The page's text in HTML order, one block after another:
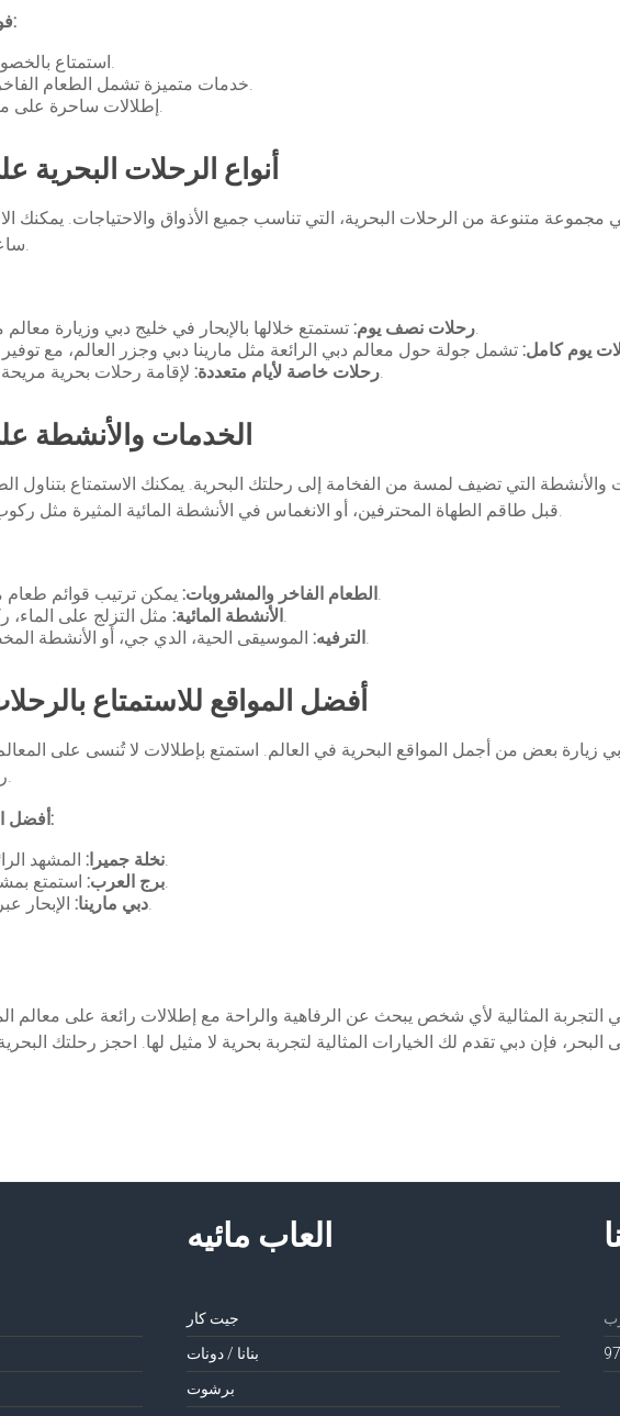
فوائد الرحلات البحرية على اليخوت:
استمتاع بالخصوصية التامة بعيداً عن الزحام.
خدمات متميزة تشمل الطعام الفاخر، الترفيه، والأنشطة المائية.
إطلالات ساحرة على معالم دبي الشهيرة من البحر.
أنواع الرحلات البحرية
متنوعة من الرحلات البحرية، التي تناسب جميع الأذواق والاحتياجات. يمكنك
ساعات أو رحلات أطول لأيام متعددة.
رحلات نصف يوم:تستمتع خلالها بالإبحار في خليج دبي وزيارة معالم مثل برج العرب ونخلة جميرا.
يوم كامل:
رحلات خاصة لأيام متعددة:لإقامة رحلات بحرية مريحة مع الإقامة على متن اليخت.
الخدمات والأنشطة
التي تضيف لمسة من الفخامة إلى رحلتك البحرية. يمكنك الاستمتاع بتناول
قبل طاقم الطهاة المحترفين، أو الانغماس في الأنشطة المائية المثيرة مثل ركوب الجت سكي أو التزلج على الماء.
الطعام الفاخر والمشروبات:يمكن ترتيب قوائم طعام متنوعة تناسب جميع الأذواق.
الأنشطة المائية:مثل التزلج على الماء، ركوب الجت سكي، والغطس.
الترفيه:الموسيقى الحية، الدي جي، أو الأنشطة المخصصة مثل السينما الخارجية.
أفضل المواقع للاستمتاع
زيارة بعض من أجمل المواقع البحرية في العالم. استمتع بإطلالات لا تُنسى على
رحلة استرخاء أو في احتفال خاص.
أفضل المواقع للاستمتاع بالرحلة البحرية:
نخلة جميرا:المشهد الرائع لهذه الجزيرة الاصطناعية.
برج العرب:استمتع بمشهد الفندق الشهير من المياه.
دبي مارينا:الإبحار عبر الأفق الساحر لأفق المدينة.
المثالية لأي شخص يبحث عن الرفاهية والراحة مع إطلالات رائعة على معالم
فإن دبي تقدم لك الخيارات المثالية لتجربة بحرية لا مثيل لها. احجز رحلتك
العاب مائيه
جيت كار
بنانا / دونات
برشوت